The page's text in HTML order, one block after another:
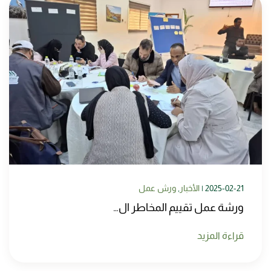
2025-02-21
| الأخبار ورش عمل
ورشة عمل تقييم المخاطر ال…
قراءة المزيد